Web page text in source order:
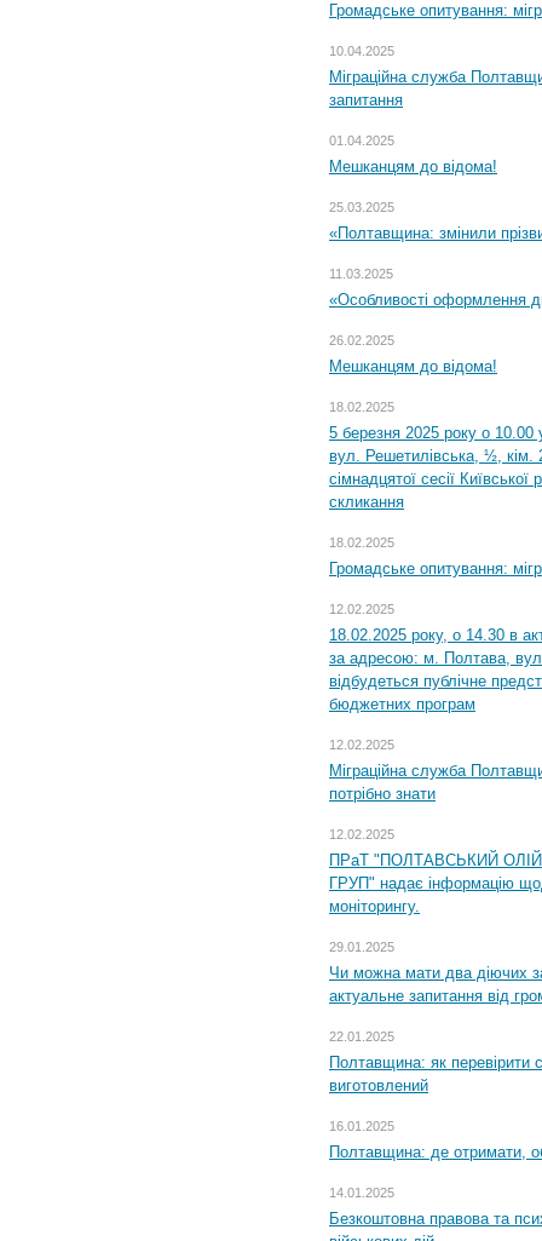
Громадське опитування:
10.04.2025
Міграційна служба
запитання
01.04.2025
Мешканцям до відома!
25.03.2025
«Полтавщина: змінили
11.03.2025
«Особливості оформлення
26.02.2025
Мешканцям до відома!
18.02.2025
5 березня 2025 року о 10.00
вул. Решетилівська, ½, кім.
сімнадцятої сесії
скликання
18.02.2025
Громадське опитування:
12.02.2025
18.02.2025 року, о 14.30 в
за адресою: м. Полтава,
відбудеться публічне
бюджетних програм
12.02.2025
Міграційна служба
потрібно знати
12.02.2025
ПРаТ "ПОЛТАВСЬКИЙ
ГРУП" надає інформацію
моніторингу.
29.01.2025
Чи можна мати два діючих
актуальне запитання від
22.01.2025
Полтавщина: як перевірити
виготовлений
16.01.2025
Полтавщина: де отримати,
14.01.2025
Безкоштовна правова та